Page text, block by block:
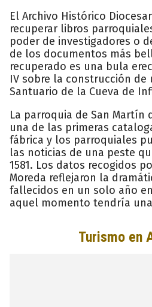
El Archivo Histórico
recuperar libros
poder de investigadores o
de los documentos más
recuperado es una bula
IV sobre la construcción
Santuario de la Cueva de
La parroquia de San Martín
una de las primeras
fábrica y los parroquiales
las noticias de una peste
1581. Los datos recogidos
Moreda reflejaron la
fallecidos en un solo año
aquel momento tendría